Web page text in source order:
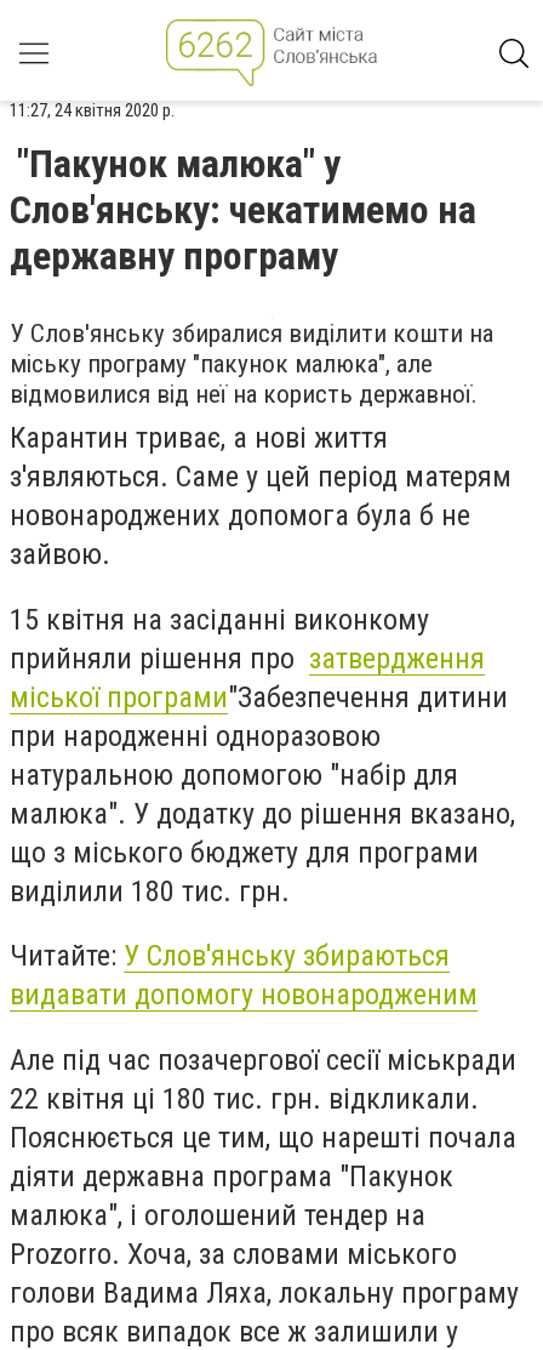
11:27, 24 квітня 2020 р.
"Пакунок малюка" у
Слов'янську: чекатимемо на
державну програму
У Слов'янську збиралися виділити кошти на
міську програму "пакунок малюка", але
відмовилися від неї на користь державної.
Карантин триває, а нові життя
з'являються. Саме у цей період матерям
новонароджених допомога була б не
зайвою.
15 квітня на засіданні виконкому
прийняли рішення про затвердження
міської програми"Забезпечення дитини
при народженні одноразовою
натуральною допомогою "набір для
малюка". У додатку до рішення вказано,
що з міського бюджету для програми
виділили 180 тис. грн.
Читайте: У Слов'янську збираються
видавати допомогу новонародженим
Але під час позачергової сесії міськради
22 квітня ці 180 тис. грн. відкликали.
Пояснюється це тим, що нарешті почала
діяти державна програма "Пакунок
малюка", і оголошений тендер на
Prozorro. Хоча, за словами міського
голови Вадима Ляха, локальну програму
про всяк випадок все ж залишили у